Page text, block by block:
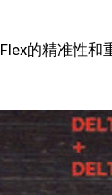
的精准性